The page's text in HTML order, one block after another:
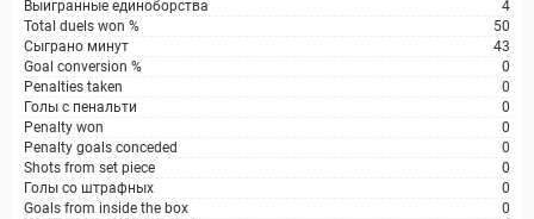
Выигранные единоборства
4
Total duels won %
50
Сыграно минут
43
Goal conversion %
0
Penalties taken
0
Голы с пенальти
0
Penalty won
0
Penalty goals conceded
0
Shots from set piece
0
Голы со штрафных
0
Goals from inside the box
0